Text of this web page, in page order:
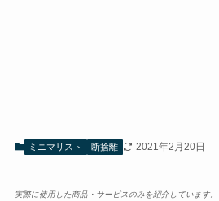
ミニマリスト 断捨離 2021年2月20日
実際に使用した商品・サービスのみを紹介しています